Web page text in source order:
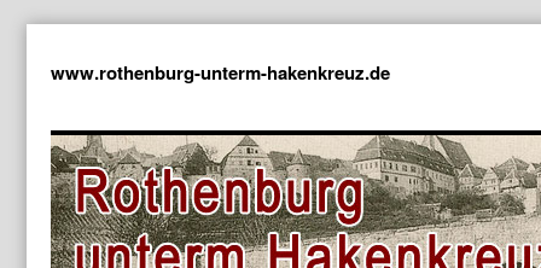
www.rothenburg-unterm-hakenkreuz.de